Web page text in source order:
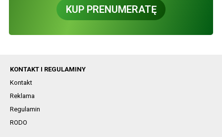
KUP PRENUMERATĘ
KONTAKT I REGULAMINY
Kontakt
Reklama
Regulamin
RODO